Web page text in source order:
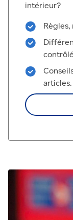
intérieur?
articles.